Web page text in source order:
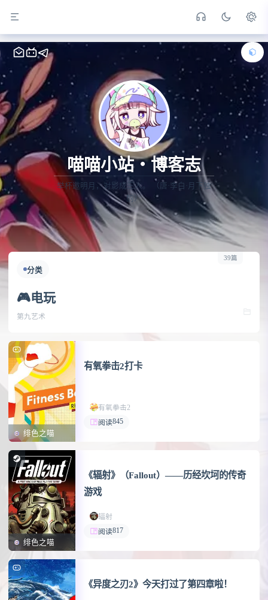
喵喵小站・博客志
举杯邀明月，对影成三人。 （唐·李白·月下独
酌）
分类
🎮电玩
第九艺术
39篇
绯色之喵
有氧拳击2打卡
有氧拳击2
阅读845
绯色之喵
《辐射》（Fallout）——历经坎坷的传奇
游戏
辐射
阅读817
《异度之刃2》今天打过了第四章啦！